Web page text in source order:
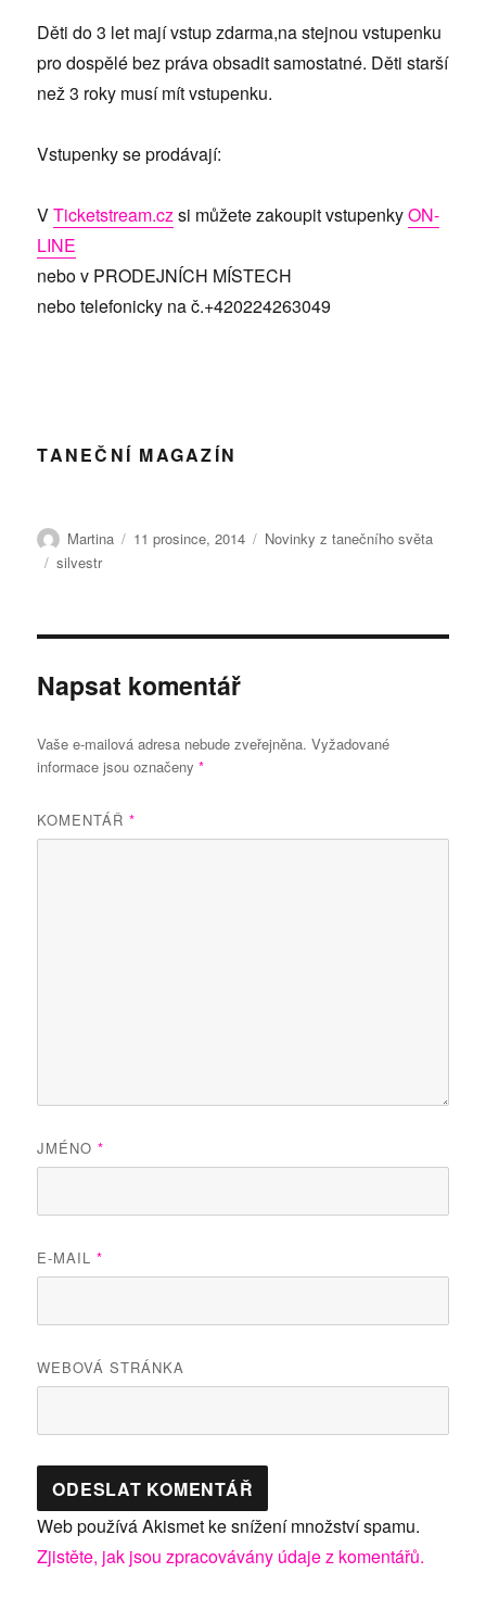
Děti do 3 let mají vstup zdarma,na stejnou vstupenku
pro dospělé bez práva obsadit samostatné. Děti starší
než 3 roky musí mít vstupenku.
Vstupenky se prodávají:
VTicketstream.czsi můžete zakoupit vstupenkyON-
LINE
nebo v PRODEJNÍCH MÍSTECH
nebo telefonicky na č.+420224263049
TANEČNÍ MAGAZÍN
Autor:
Martina Publikováno:
11 prosince, 2014 Rubriky:
Novinky z tanečního světa
Štítky:
silvestr
Napsat komentář
Vaše e-mailová adresa nebude zveřejněna. Vyžadované
informace jsou označeny*
KOMENTÁŘ*
JMÉNO*
E-MAIL*
WEBOVÁ STRÁNKA
Web používá Akismet ke snížení množství spamu.
Zjistěte, jak jsou zpracovávány údaje z komentářů.